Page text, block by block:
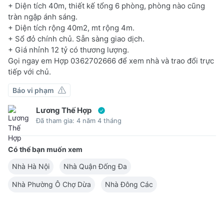
+ Diện tích 40m, thiết kế tổng 6 phòng, phòng nào cũng
tràn ngập ánh sáng.
+ Diện tích rộng 40m2, mt rộng 4m.
+ Sổ đỏ chính chủ. Sẵn sàng giao dịch.
+ Giá nhỉnh 12 tỷ có thương lượng.
Gọi ngay em Hợp 0362702666 để xem nhà và trao đổi trực
tiếp với chủ.
Báo vi phạm
Lương Thế Hợp
Đã tham gia: 4 năm 4 tháng
Có thể bạn muốn xem
Nhà Hà Nội
Nhà Quận Đống Đa
Nhà Phường Ô Chợ Dừa Nhà Đông Các